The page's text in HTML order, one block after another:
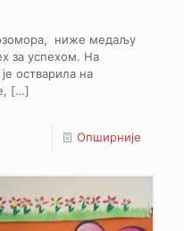
ниже медаљу
за успехом. На
је остварила на
[…]
Опширније